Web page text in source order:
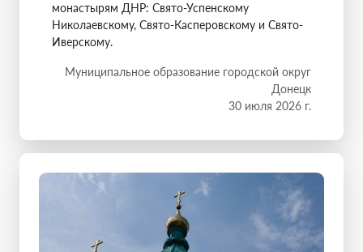
монастырям ДНР: Свято-Успенскому
Николаевскому, Свято-Касперовскому и Свято-
Иверскому.
Муниципальное образование городской округ
Донецк
30 июля 2026 г.